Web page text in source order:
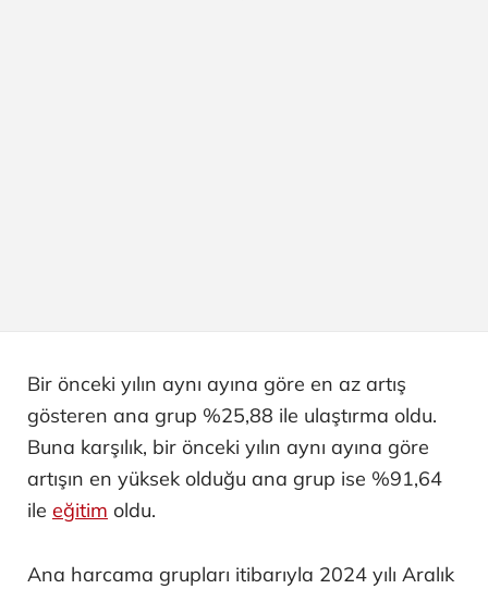
Bir önceki yılın aynı ayına göre en az artış
gösteren ana grup %25,88 ile ulaştırma oldu.
Buna karşılık, bir önceki yılın aynı ayına göre
artışın en yüksek olduğu ana grup ise %91,64
ile eğitim oldu.
Ana harcama grupları itibarıyla 2024 yılı Aralık